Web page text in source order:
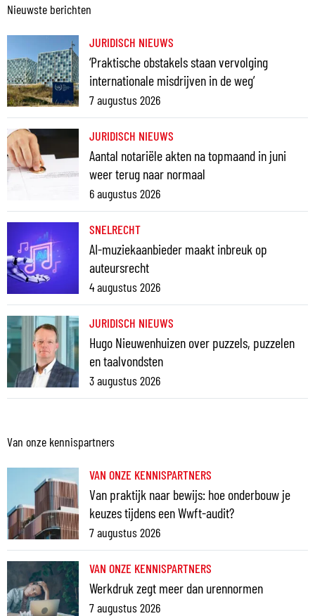
Nieuwste berichten
JURIDISCH NIEUWS
‘Praktische obstakels staan vervolging
internationale misdrijven in de weg’
7 augustus 2026
JURIDISCH NIEUWS
Aantal notariële akten na topmaand in juni
weer terug naar normaal
6 augustus 2026
SNELRECHT
AI-muziekaanbieder maakt inbreuk op
auteursrecht
4 augustus 2026
JURIDISCH NIEUWS
Hugo Nieuwenhuizen over puzzels, puzzelen
en taalvondsten
3 augustus 2026
Van onze kennispartners
VAN ONZE KENNISPARTNERS
Van praktijk naar bewijs: hoe onderbouw je
keuzes tijdens een Wwft-audit?
7 augustus 2026
VAN ONZE KENNISPARTNERS
Werkdruk zegt meer dan urennormen
7 augustus 2026